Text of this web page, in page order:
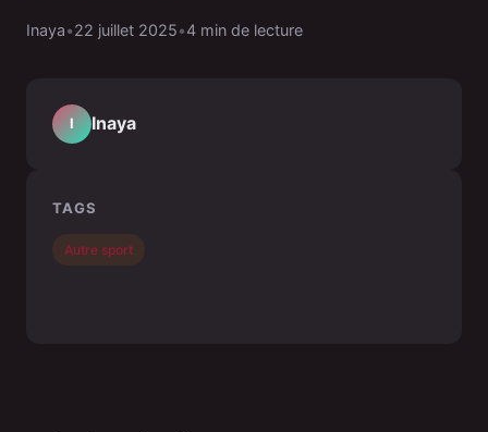
Inaya•22 juillet 2025•4 min de lecture
I Inaya
TAGS
Autre sport